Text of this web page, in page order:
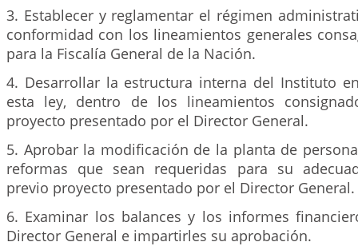
3. Establecer y reglamentar el régimen
conformidad con los lineamientos generales
para la Fiscalía General de la Nación.
4. Desarrollar la estructura interna del Instituto
esta ley, dentro de los lineamientos
proyecto presentado por el Director General.
5. Aprobar la modificación de la planta de
reformas que sean requeridas para su
previo proyecto presentado por el Director General.
6. Examinar los balances y los informes
Director General e impartirles su aprobación.